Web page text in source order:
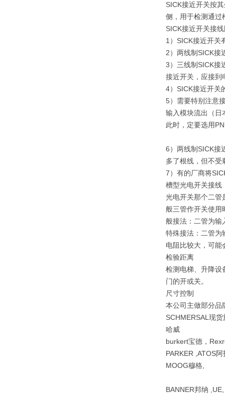
SICK接近开关按
侧，用于检测通过
SICK接近开关接
1）SICK接近开关
2）两线制SICK接
3）三线制SICK接
接近开关，应接到
4）SICK接近开关
5）需要特别注意
输入模块流出（日
此时，定要选用
6）两线制SICK接
多了根线，但不受
7）有的厂商将
槽型光电开关接线
光电开关那个二管
般三管作开关使用
般接法：二管为输
特殊接法：二管为
电阻比较大，可能
检验距离
检测电梯、升降设
门的开或关。
尺寸控制
本公司主做部分品
SCHMERSAL现
哈威
burkert宝德，
PARKER ,ATOS
MOOG穆格,
BANNER邦纳